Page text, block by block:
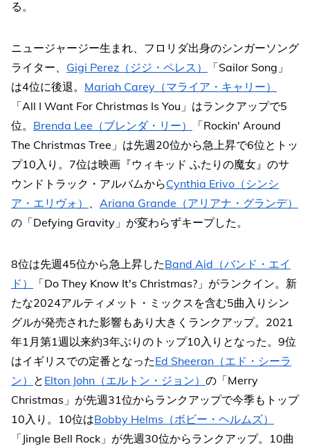
る。
ニュージャージー生まれ、フロリダ出身のシンガーソング
ライター、 Gigi Perez（ジジ・ペレス）
「Sailor Song」
は4位に後退。 Mariah Carey（マライア・キャリー）
「All I Want For Christmas Is You」はランクアップで5
位。 Brenda Lee（ブレンダ・リー）
「Rockin' Around
The Christmas Tree」は先週20位から急上昇で6位とトッ
プ10入り。7位は映画『ウィキッド ふたりの魔女』のサ
ウンドトラック・アルバムからCynthia Erivo（シンシ
ア・エリヴォ）
Ariana Grande（アリアナ・グランデ）
の「Defying Gravity」が変わらずキープした。
8位は先週45位から急上昇したBand Aid（バンド・エイ
ド）
「Do They Know It's Christmas?」がランクイン。新
たな2024アルティメット・ミックスを含む5曲入りシン
グルが発売された影響もあり大きくランクアップ。2021
年1月第1週以来約3年ぶりのトップ10入りとなった。9位
はイギリスでの定番となったEd Sheeran（エド・シーラ
ン） と Elton John（エルトン・ジョン） の「Merry
Christmas」が先週31位からランクアップで今季もトップ
10入り。10位はBobby Helms（ボビー・ヘルムズ）
「Jingle Bell Rock」が先週30位からランクアップ。10曲